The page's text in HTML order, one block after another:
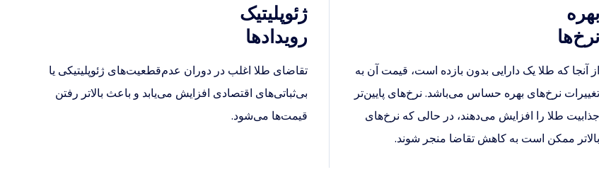
بهره
نرخ‌ها
از آنجا که طلا یک دارایی بدون بازده است، قیمت آن به
تغییرات نرخ‌های بهره حساس می‌باشد. نرخ‌های پایین‌تر
جذابیت طلا را افزایش می‌دهند، در حالی که نرخ‌های
بالاتر ممکن است به کاهش تقاضا منجر شوند.
ژئوپلیتیک
رویدادها
تقاضای طلا اغلب در دوران عدم‌قطعیت‌های ژئوپلیتیکی یا
بی‌ثباتی‌های اقتصادی افزایش می‌یابد و باعث بالاتر رفتن
قیمت‌ها می‌شود.